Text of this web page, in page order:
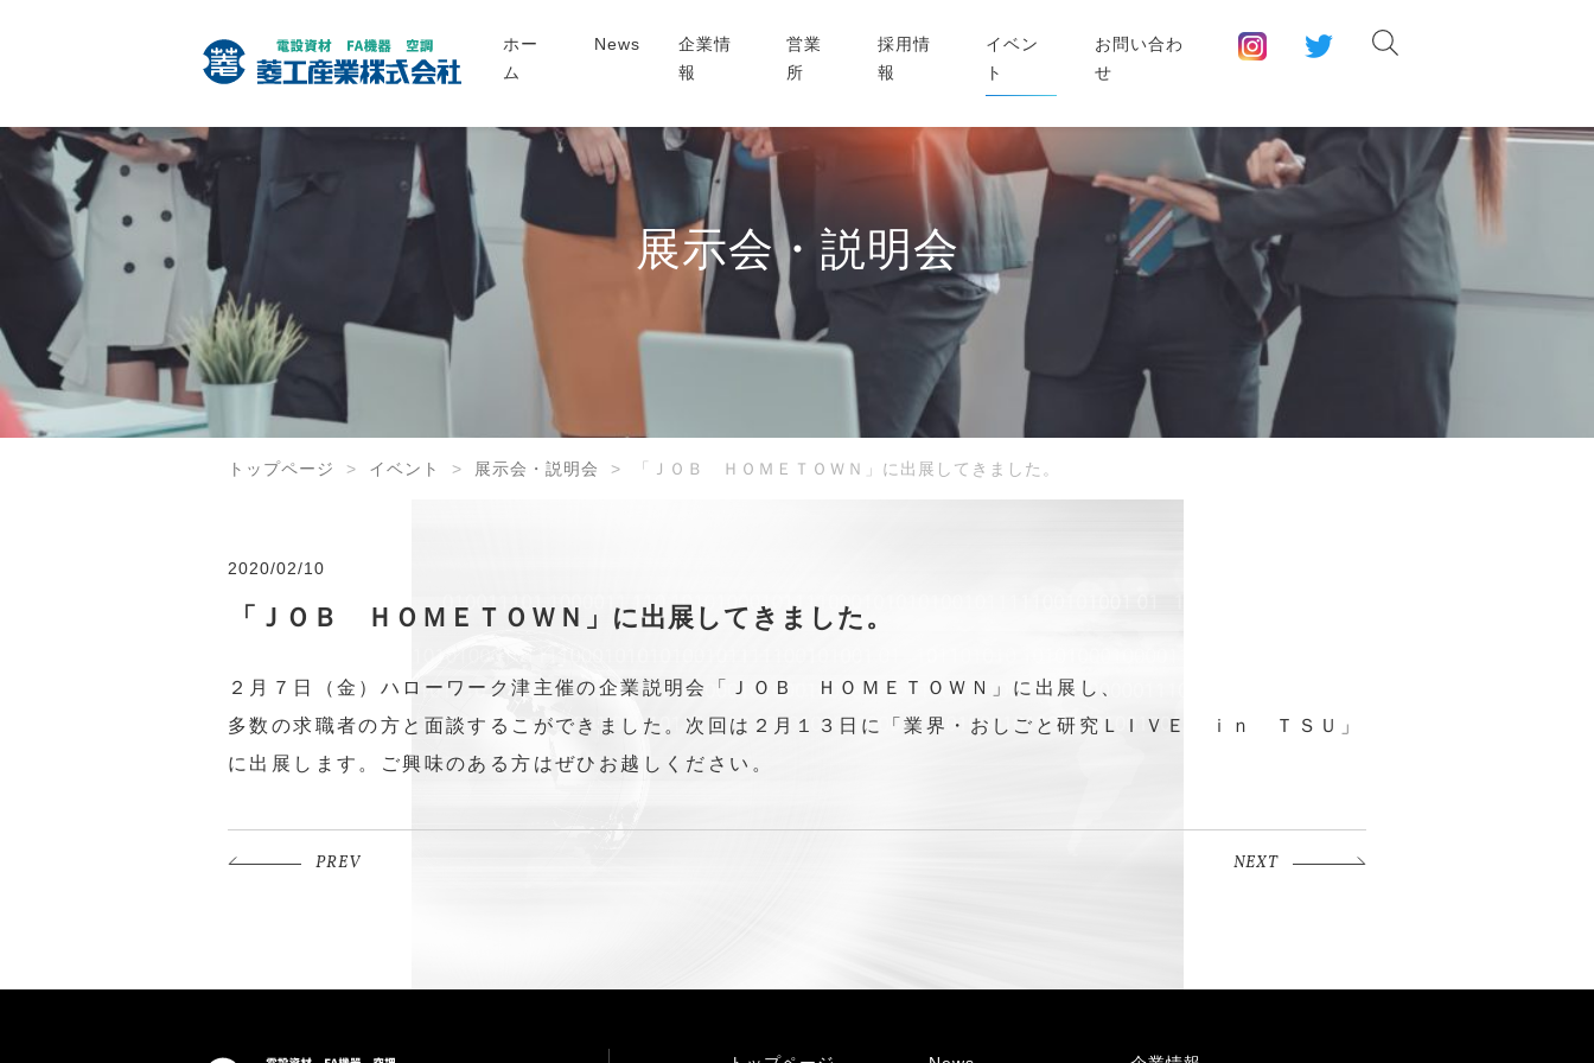
ホー
ム
News
企業情
報
営業
所
採用情
報
イベン
ト
お問い合わ
せ
展示会・説明会
トップページ イベント 展示会・説明会 「ＪＯＢ ＨＯＭＥＴＯＷＮ」に出展してきました。
2020/02/10
「ＪＯＢ ＨＯＭＥＴＯＷＮ」に出展してきました。
２月７日（金）ハローワーク津主催の企業説明会「ＪＯＢ ＨＯＭＥＴＯＷＮ」に出展し、
多数の求職者の方と面談するこができました。次回は２月１３日に「業界・おしごと研究ＬＩＶＥ ｉｎ ＴＳＵ」
に出展します。ご興味のある方はぜひお越しください。
NEXT
PREV